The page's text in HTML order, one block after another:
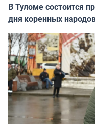
В Туломе состоится
дня коренных